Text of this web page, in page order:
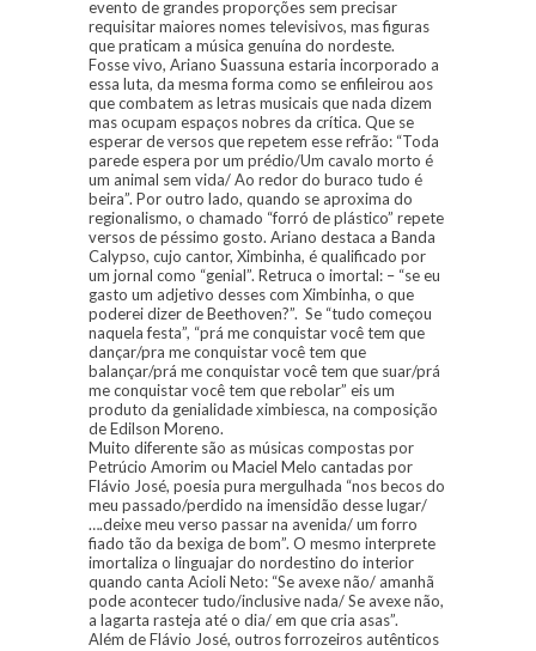
evento de grandes proporções sem precisar
requisitar maiores nomes televisivos, mas figuras
que praticam a música genuína do nordeste.
Fosse vivo, Ariano Suassuna estaria incorporado a
essa luta, da mesma forma como se enfileirou aos
que combatem as letras musicais que nada dizem
mas ocupam espaços nobres da crítica. Que se
esperar de versos que repetem esse refrão: “Toda
parede espera por um prédio/Um cavalo morto é
um animal sem vida/ Ao redor do buraco tudo é
beira”. Por outro lado, quando se aproxima do
regionalismo, o chamado “forró de plástico” repete
versos de péssimo gosto. Ariano destaca a Banda
Calypso, cujo cantor, Ximbinha, é qualificado por
um jornal como “genial”. Retruca o imortal: – “se eu
gasto um adjetivo desses com Ximbinha, o que
poderei dizer de Beethoven?”. Se “tudo começou
naquela festa”, “prá me conquistar você tem que
dançar/pra me conquistar você tem que
balançar/prá me conquistar você tem que suar/prá
me conquistar você tem que rebolar” eis um
produto da genialidade ximbiesca, na composição
de Edilson Moreno.
Muito diferente são as músicas compostas por
Petrúcio Amorim ou Maciel Melo cantadas por
Flávio José, poesia pura mergulhada “nos becos do
meu passado/perdido na imensidão desse lugar/
….deixe meu verso passar na avenida/ um forro
fiado tão da bexiga de bom”. O mesmo interprete
imortaliza o linguajar do nordestino do interior
quando canta Acioli Neto: “Se avexe não/ amanhã
pode acontecer tudo/inclusive nada/ Se avexe não,
a lagarta rasteja até o dia/ em que cria asas”.
Além de Flávio José, outros forrozeiros autênticos